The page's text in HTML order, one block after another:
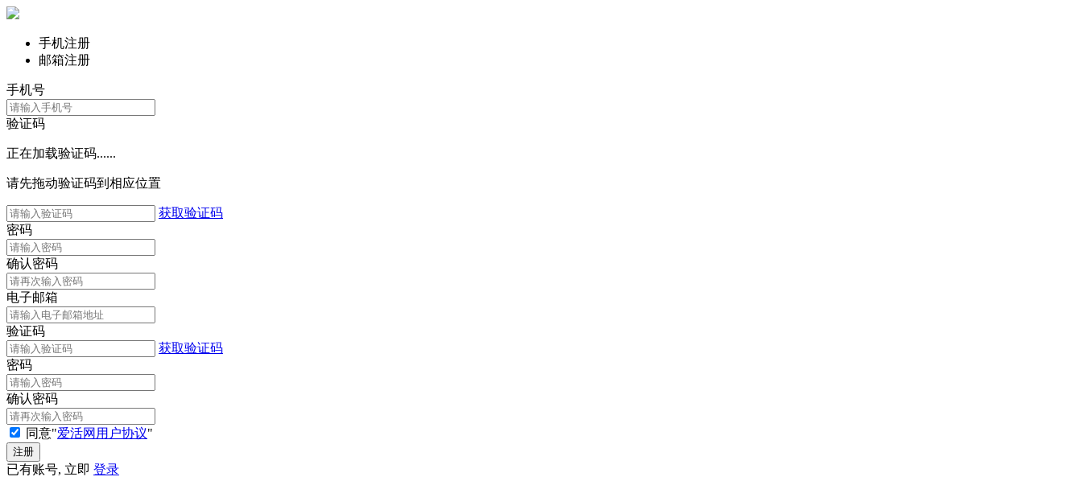
手机注册
邮箱注册
手机号
验证码
正在加载验证码......
请先拖动验证码到相应位置
获取验证码
密码
确认密码
电子邮箱
验证码
获取验证码
密码
确认密码
同意"爱活网用户协议"
已有账号, 立即 登录